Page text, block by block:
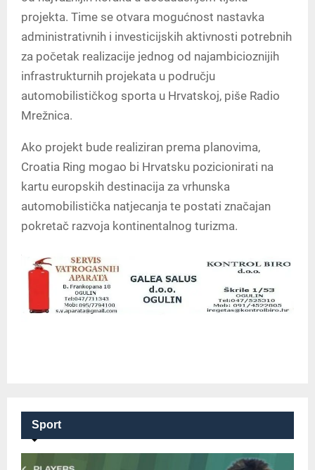
projekta. Time se otvara mogućnost nastavka
administrativnih i investicijskih aktivnosti potrebnih
za početak realizacije jednog od najambicioznijih
infrastrukturnih projekata u području
automobilističkog sporta u Hrvatskoj, piše Radio
Mrežnica.
Ako projekt bude realiziran prema planovima,
Croatia Ring mogao bi Hrvatsku pozicionirati na
kartu europskih destinacija za vrhunska
automobilistička natjecanja te postati značajan
pokretač razvoja kontinentalnog turizma.
Sport